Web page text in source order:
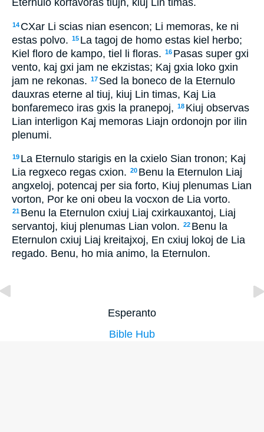
Eternulo korfavoras tiujn, kiuj Lin timas.
14 CXar Li scias nian esencon; Li memoras, ke ni
estas polvo. 15 La tagoj de homo estas kiel herbo;
Kiel floro de kampo, tiel li floras. 16 Pasas super gxi
vento, kaj gxi jam ne ekzistas; Kaj gxia loko gxin
jam ne rekonas. 17 Sed la boneco de la Eternulo
dauxras eterne al tiuj, kiuj Lin timas, Kaj Lia
bonfaremeco iras gxis la pranepoj, 18 Kiuj observas
Lian interligon Kaj memoras Liajn ordonojn por ilin
plenumi.
19 La Eternulo starigis en la cxielo Sian tronon; Kaj
Lia regxeco regas cxion. 20 Benu la Eternulon Liaj
angxeloj, potencaj per sia forto, Kiuj plenumas Lian
vorton, Por ke oni obeu la vocxon de Lia vorto.
21 Benu la Eternulon cxiuj Liaj cxirkauxantoj, Liaj
servantoj, kiuj plenumas Lian volon. 22 Benu la
Eternulon cxiuj Liaj kreitajxoj, En cxiuj lokoj de Lia
regado. Benu, ho mia animo, la Eternulon.
Esperanto
Bible Hub